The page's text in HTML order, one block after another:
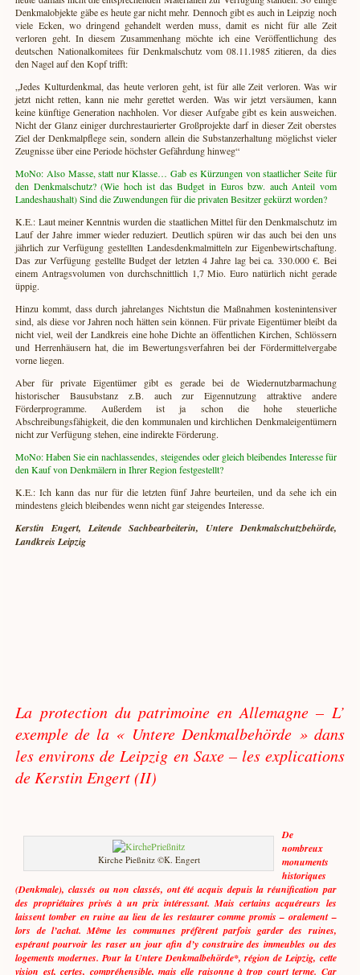
Denkmalobjekte gäbe es heute gar nicht mehr. Dennoch gibt es auch in Leipzig noch
viele Ecken, wo dringend gehandelt werden muss, damit es nicht für alle Zeit
verloren geht. In diesem Zusammenhang möchte ich eine Veröffentlichung des
deutschen Nationalkomitees für Denkmalschutz vom 08.11.1985 zitieren, da dies
den Nagel auf den Kopf trifft:
„Jedes Kulturdenkmal, das heute verloren geht, ist für alle Zeit verloren. Was wir
jetzt nicht retten, kann nie mehr gerettet werden. Was wir jetzt versäumen, kann
keine künftige Generation nachholen. Vor dieser Aufgabe gibt es kein ausweichen.
Nicht der Glanz einiger durchrestaurierter Großprojekte darf in dieser Zeit oberstes
Ziel der Denkmalpflege sein, sondern allein die Substanzerhaltung möglichst vieler
Zeugnisse über eine Periode höchster Gefährdung hinweg“
MoNo: Also Masse, statt nur Klasse… Gab es Kürzungen von staatlicher Seite für
den Denkmalschutz? (Wie hoch ist das Budget in Euros bzw. auch Anteil vom
Landeshaushalt) Sind die Zuwendungen für die privaten Besitzer gekürzt worden?
K.E.: Laut meiner Kenntnis wurden die staatlichen Mittel für den Denkmalschutz im
Lauf der Jahre immer wieder reduziert. Deutlich spüren wir das auch bei den uns
jährlich zur Verfügung gestellten Landesdenkmalmitteln zur Eigenbewirtschaftung.
Das zur Verfügung gestellte Budget der letzten 4 Jahre lag bei ca. 330.000 €. Bei
einem Antragsvolumen von durchschnittlich 1,7 Mio. Euro natürlich nicht gerade
üppig.
Hinzu kommt, dass durch jahrelanges Nichtstun die Maßnahmen kostenintensiver
sind, als diese vor Jahren noch hätten sein können. Für private Eigentümer bleibt da
nicht viel, weil der Landkreis eine hohe Dichte an öffentlichen Kirchen, Schlössern
und Herrenhäusern hat, die im Bewertungsverfahren bei der Fördermittelvergabe
vorne liegen.
Aber für private Eigentümer gibt es gerade bei de Wiedernutzbarmachung
historischer Bausubstanz z.B. auch zur Eigennutzung attraktive andere
Förderprogramme. Außerdem ist ja schon die hohe steuerliche
Abschreibungsfähigkeit, die den kommunalen und kirchlichen Denkmaleigentümern
nicht zur Verfügung stehen, eine indirekte Förderung.
MoNo: Haben Sie ein nachlassendes, steigendes oder gleich bleibendes Interesse für
den Kauf von Denkmälern in Ihrer Region festgestellt?
K.E.: Ich kann das nur für die letzten fünf Jahre beurteilen, und da sehe ich ein
mindestens gleich bleibendes wenn nicht gar steigendes Interesse.
Kerstin Engert, Leitende Sachbearbeiterin, Untere Denkmalschutzbehörde,
Landkreis Leipzig
La protection du patrimoine en Allemagne – L’
exemple de la « Untere Denkmalbehörde » dans
les environs de Leipzig en Saxe – les explications
de Kerstin Engert (II)
Kirche Pießnitz ©K. Engert
De
nombreux
monuments
historiques
(Denkmale), classés ou non classés, ont été acquis depuis la réunification par
des propriétaires privés à un prix intéressant. Mais certains acquéreurs les
laissent tomber en ruine au lieu de les restaurer comme promis – oralement –
lors de l’achat. Même les communes préfèrent parfois garder des ruines,
espérant pourvoir les raser un jour afin d’y construire des immeubles ou des
logements modernes. Pour la Untere Denkmalbehörde*, région de Leipzig, cette
vision est, certes, compréhensible, mais elle raisonne à trop court terme. Car